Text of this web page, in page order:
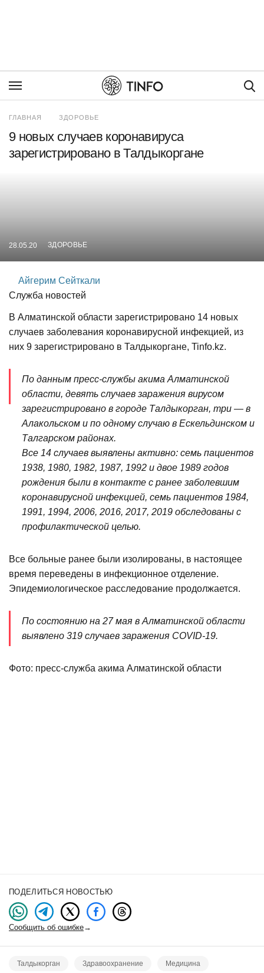
ГЛАВНАЯ ЗДОРОВЬЕ
9 новых случаев коронавируса
зарегистрировано в Талдыкоргане
28.05.20 ЗДОРОВЬЕ
Айгерим Сейткали
Служба новостей
В Алматинской области зарегистрировано 14 новых
случаев заболевания коронавирусной инфекцией, из
них 9 зарегистрировано в Талдыкоргане, Tinfo.kz.
По данным пресс-службы акима Алматинской
области, девять случаев заражения вирусом
зарегистрировано в городе Талдыкорган, три — в
Алакольском и по одному случаю в Ескельдинском и
Талгарском районах.
Все 14 случаев выявлены активно: семь пациентов
1938, 1980, 1982, 1987, 1992 и двое 1989 годов
рождения были в контакте с ранее заболевшим
коронавирусной инфекцией, семь пациентов 1984,
1991, 1994, 2006, 2016, 2017, 2019 обследованы с
профилактической целью.
Все больные ранее были изолированы, в настоящее
время переведены в инфекционное отделение.
Эпидемиологическое расследование продолжается.
По состоянию на 27 мая в Алматинской области
выявлено 319 случаев заражения COVID-19.
Фото: пресс-служба акима Алматинской области
ПОДЕЛИТЬСЯ НОВОСТЬЮ
Сообщить об ошибке→
Талдыкорган Здравоохранение Медицина